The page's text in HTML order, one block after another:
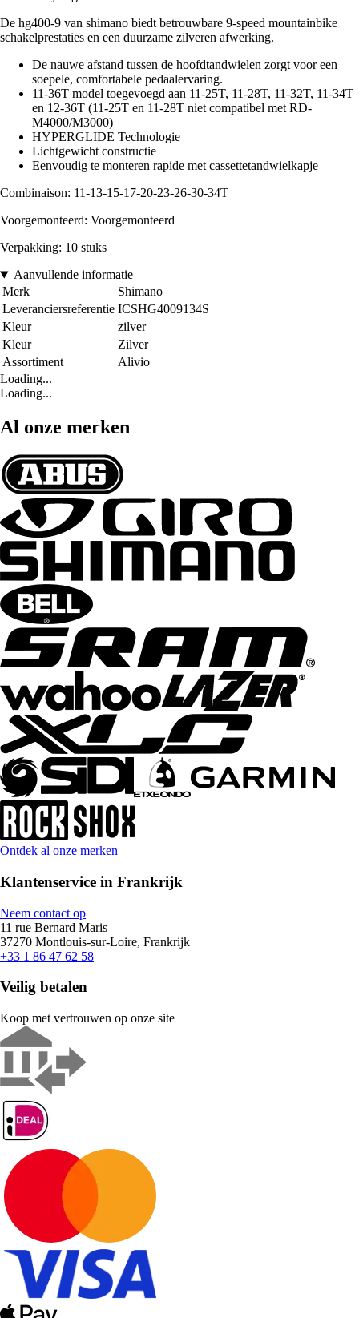
De hg400-9 van shimano biedt betrouwbare 9-speed mountainbike
schakelprestaties en een duurzame zilveren afwerking.
De nauwe afstand tussen de hoofdtandwielen zorgt voor een
soepele, comfortabele pedaalervaring.
11-36T model toegevoegd aan 11-25T, 11-28T, 11-32T, 11-34T
en 12-36T (11-25T en 11-28T niet compatibel met RD-
M4000/M3000)
HYPERGLIDE Technologie
Lichtgewicht constructie
Eenvoudig te monteren rapide met cassettetandwielkapje
Combinaison: 11-13-15-17-20-23-26-30-34T
Voorgemonteerd: Voorgemonteerd
Verpakking: 10 stuks
Aanvullende informatie
Merk
Shimano
Leveranciersreferentie ICSHG4009134S
Kleur
zilver
Kleur
Zilver
Assortiment
Alivio
Loading...
Loading...
Al onze merken
Ontdek al onze merken
Klantenservice in Frankrijk
Neem contact op
11 rue Bernard Maris
37270 Montlouis-sur-Loire, Frankrijk
+33 1 86 47 62 58
Veilig betalen
Koop met vertrouwen op onze site